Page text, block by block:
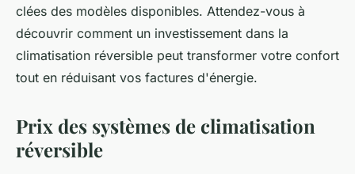
clées des modèles disponibles. Attendez-vous à
découvrir comment un investissement dans la
climatisation réversible peut transformer votre confort
tout en réduisant vos factures d'énergie.
Prix des systèmes de climatisation
réversible